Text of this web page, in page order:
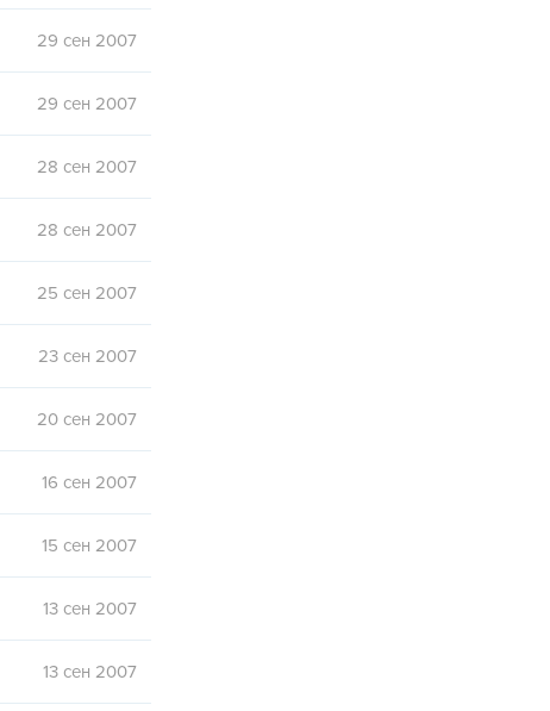
29 сен 2007
29 сен 2007
28 сен 2007
28 сен 2007
25 сен 2007
23 сен 2007
20 сен 2007
16 сен 2007
15 сен 2007
13 сен 2007
13 сен 2007